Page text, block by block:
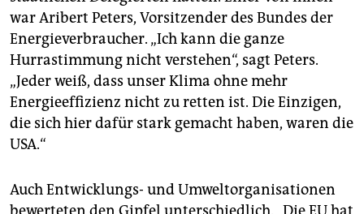
war Aribert Peters, Vorsitzender des Bundes der
Energieverbraucher. „Ich kann die ganze
Hurrastimmung nicht verstehen“, sagt Peters.
„Jeder weiß, dass unser Klima ohne mehr
Energieeffizienz nicht zu retten ist. Die Einzigen,
die sich hier dafür stark gemacht haben, waren die
USA.“
Auch Entwicklungs- und Umweltorganisationen